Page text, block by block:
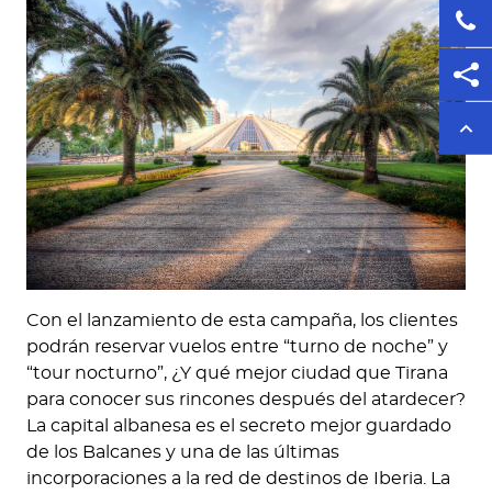
Con el lanzamiento de esta campaña, los clientes
podrán reservar vuelos entre “turno de noche” y
“tour nocturno”, ¿Y qué mejor ciudad que Tirana
para conocer sus rincones después del atardecer?
La capital albanesa es el secreto mejor guardado
de los Balcanes y una de las últimas
incorporaciones a la red de destinos de Iberia. La